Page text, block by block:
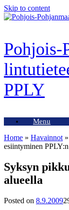
Skip to content
Pohjois-
PPLY
Menu
Home » Havainnot »
esiintyminen
Syksyn
alueella
Posted on 8.9.2009